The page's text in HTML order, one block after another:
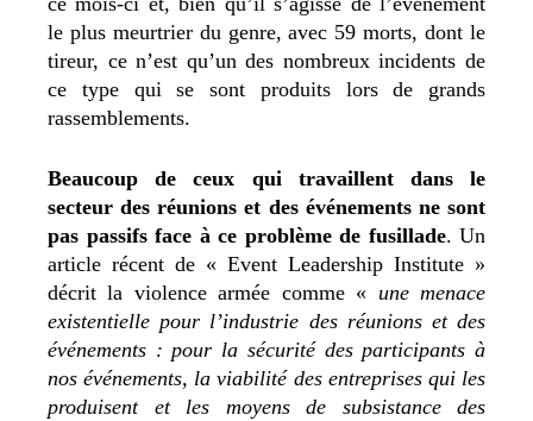
le plus meurtrier du genre, avec 59 morts, dont le
tireur, ce n’est qu’un des nombreux incidents de
ce type qui se sont produits lors de grands
rassemblements.
Beaucoup de ceux qui travaillent dans le
secteur des réunions et des événements ne sont
pas passifs face à ce problème de fusillade. Un
article récent de « Event Leadership Institute »
décrit la violence armée comme « une menace
existentielle pour l’industrie des réunions et des
événements : pour la sécurité des participants à
nos événements, la viabilité des entreprises qui les
produisent et les moyens de subsistance des